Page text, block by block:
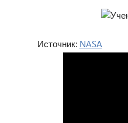
Источник: NASA